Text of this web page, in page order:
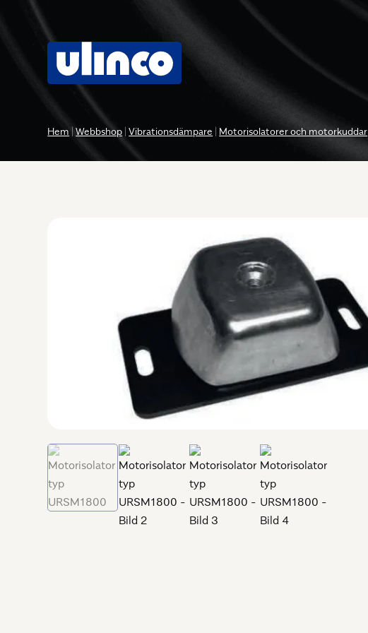
Hem Webbshop Vibrationsdämpare Motorisolatorer och motorkuddar